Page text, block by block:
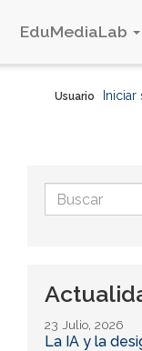
EduMediaLab
Usuario Iniciar
de
23 Julio, 2026
La IA y la